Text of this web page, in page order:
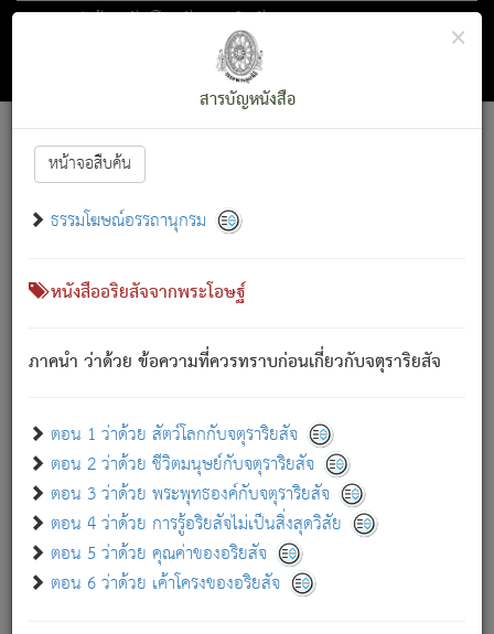
ตอน 1 ว่าด้วย สัตว์โลกกับจตุราริยสัจ
สารบัญ×
สารบัญหนังสือ
หน้าจอสืบค้น
ธรรมโฆษณ์อรรถานุกรม
หนังสืออริยสัจจากพระโอษฐ์
ภาคนำ ว่าด้วย ข้อความที่ควรทราบก่อนเกี่ยวกับจตุราริยสัจ
ตอน 1 ว่าด้วย สัตว์โลกกับจตุราริยสัจ
ตอน 2 ว่าด้วย ชีวิตมนุษย์กับจตุราริยสัจ
ตอน 3 ว่าด้วย พระพุทธองค์กับจตุราริยสัจ
ตอน 4 ว่าด้วย การรู้อริยสัจไม่เป็นสิ่งสุดวิสัย
ตอน 5 ว่าด้วย คุณค่าของอริยสัจ
ตอน 6 ว่าด้วย เค้าโครงของอริยสัจ
Font :15 ]||
สัตว์โลกนี้ เกิดความเดือดร้อนแล้ว มีผัสสะบังหน้า
เขาสำคัญสิ่งใด โดยความเป็นประการใด แต่สิ่งนั้นย่อมเป็น
(ตามที่เป็นจริง) โดยประการอื่นจากที่เขาสำคัญนั้น
สัตว์โลกติดข้องอยู่ในภพ ถูกภพบังหน้าแล้ว มีภพโดยความ
เป็นอย่างอื่น (จากที่มันเป็นอยู่จริง) จึงได้เพลิดเพลินยิ่งนักในภพ
เขาเพลิดเพลินยิ่งนักในสิ่งใด สิ่งนั้นเป็นภัย (ที่เขาไม่รู้จัก)
เขากลัวต่อสิ่งใดสิ่งนั้นเป็นทุกข์
พรหมจรรย์นี้ อันบุคคลย่อมประพฤติ ก็เพื่อการละขาดซึ่ง
ภพ.
สมณะหรือพราหมณ์เหล่าใด กล่าวความหลุดพ้นจากภพว่า
มีได้เพราะภพ เรากล่าวว่า สมณะหรือพราหมณ์ทั้งปวงนั้น
มิใช่ผู้หลดพ้นจากภพ.